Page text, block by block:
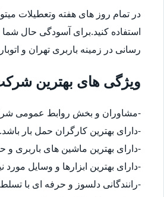
در تمام روز های هفته وتعطیلات
استفاده کنید.برای آسودگی حال
رسانی در زمینه باربری تهران و
ویژگی های بهترین
-مشاوران و بخش روابط عمومی
-دارای بهترین کارگران حمل بار باشد.
-دارای بهترین ماشین های باربری و
-دارای بهترین ابزارها و وسایل مورد
-رانندگانی دلسوز و حرفه ای با